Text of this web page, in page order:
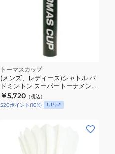
トーマスカップ
(メンズ、レディース)シャトル バ
ドミントン スーパートーナメント
4 ST-4 12球入
￥5,720 （税込）
520ポイント (10%) UP